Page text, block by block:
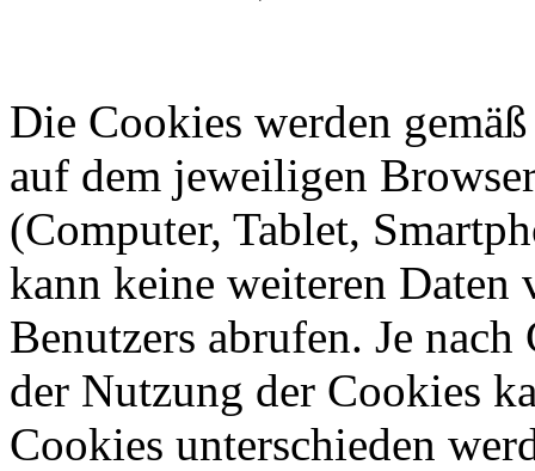
Die Cookies werden
auf dem jeweiligen
(Computer, Tablet,
kann keine weiteren Daten
Benutzers abrufen. Je
der Nutzung der Cookies
Cookies unterschieden